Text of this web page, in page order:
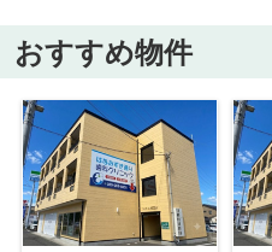
おすすめ物件